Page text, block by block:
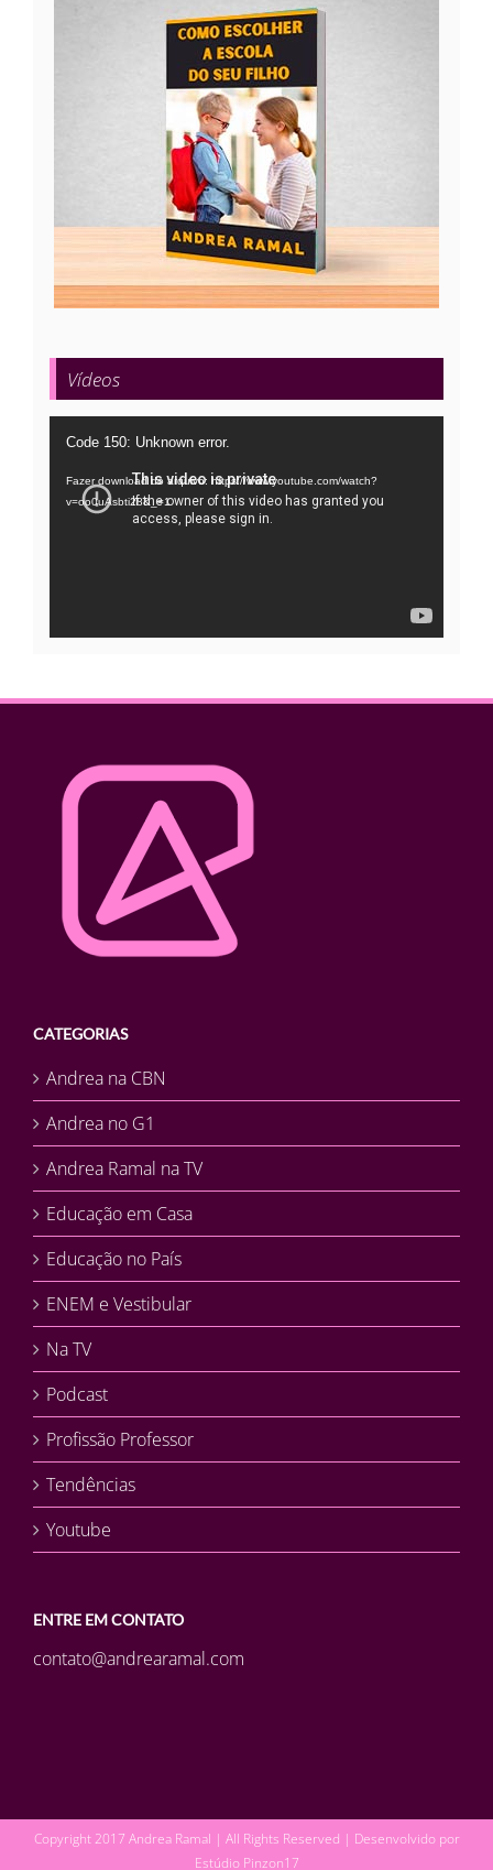
Vídeos
Tocador
vídeo
Code 150: Unknown error.
Fazer download do arquivo: https://www.youtube.com/watch?
v=oo0uAsbti28&_=1
CATEGORIAS
Andrea na CBN
Andrea no G1
Andrea Ramal na TV
Educação em Casa
Educação no País
ENEM e Vestibular
Na TV
Podcast
Profissão Professor
Tendências
Youtube
ENTRE EM CONTATO
contato@andrearamal.com
Copyright 2017 Andrea Ramal | All Rights Reserved | Desenvolvido por
Estúdio Pinzon17